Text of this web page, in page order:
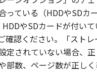
provided herein, no
implied, is hereby
Canon to you for any
Canon and its
CONTROL
to comply with all
っている（HDDやSDカ
やSDカードが付い
確認ください。「ストレ
定されていない場合、
部数、ページ数が正し